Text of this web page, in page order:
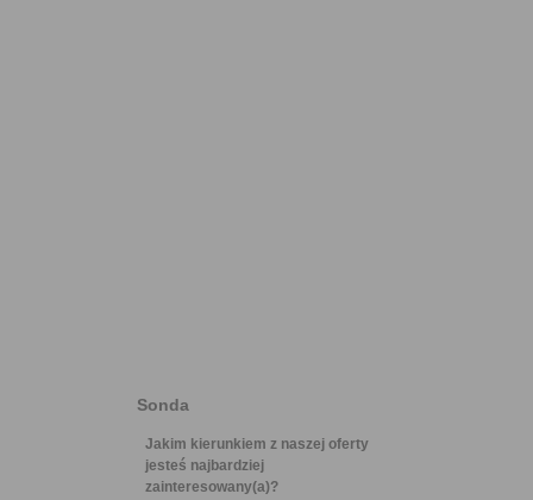
Sonda
Jakim kierunkiem z naszej oferty
jesteś najbardziej
zainteresowany(a)?